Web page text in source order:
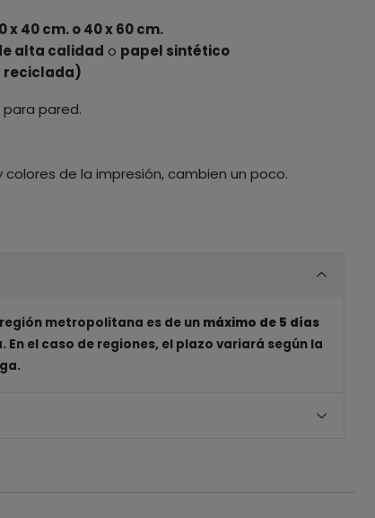
x 40 cm. o 40 x 60 cm.
alta calidad o papel sintético
reciclada)
pared.
colores de la impresión, cambien un poco.
metropolitana es de un máximo de 5 días
. En el caso de regiones, el plazo variará según la